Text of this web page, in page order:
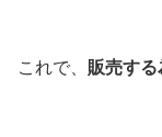
これで、 販売する